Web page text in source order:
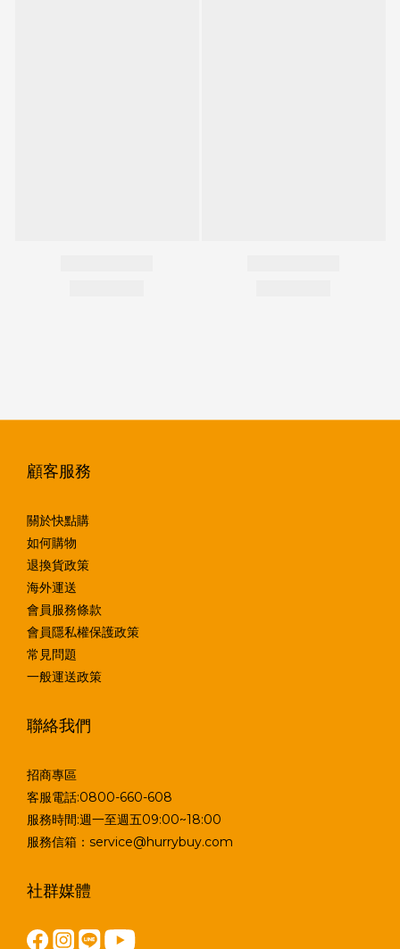
顧客服務
關於快點購
如何購物
退換貨政策
海外運送
會員服務條款
會員隱私權保護政策
常見問題
一般運送政策
聯絡我們
招商專區
客服電話:0800-660-608
服務時間:週一至週五09:00~18:00
服務信箱：service@hurrybuy.com
社群媒體